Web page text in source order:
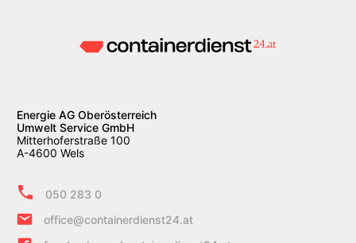
Energie AG Oberösterreich
Umwelt Service GmbH
Mitterhoferstraße 100
A-4600 Wels
050 283 0
office@containerdienst24.at